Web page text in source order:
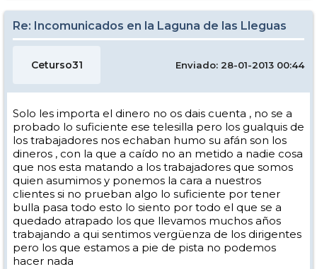
Re: Incomunicados en la Laguna de las Lleguas
Ceturso31 Enviado: 28-01-2013 00:44
Solo les importa el dinero no os dais cuenta , no se a
probado lo suficiente ese telesilla pero los gualquis de
los trabajadores nos echaban humo su afán son los
dineros , con la que a caído no an metido a nadie cosa
que nos esta matando a los trabajadores que somos
quien asumimos y ponemos la cara a nuestros
clientes si no prueban algo lo suficiente por tener
bulla pasa todo esto lo siento por todo el que se a
quedado atrapado los que llevamos muchos años
trabajando a qui sentimos vergüenza de los dirigentes
pero los que estamos a pie de pista no podemos
hacer nada